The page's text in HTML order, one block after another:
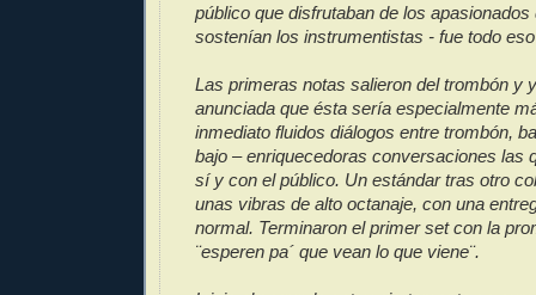
público que disfrutaban de los apasionados
sostenían los instrumentistas - fue todo
Las primeras notas salieron del trombón y
anunciada que ésta sería especialmente
inmediato fluidos diálogos entre trombón,
bajo – enriquecedoras conversaciones las
sí y con el público. Un estándar tras otro
unas vibras de alto octanaje, con una
normal. Terminaron el primer set con la
¨esperen pa´ que vean lo que viene¨.